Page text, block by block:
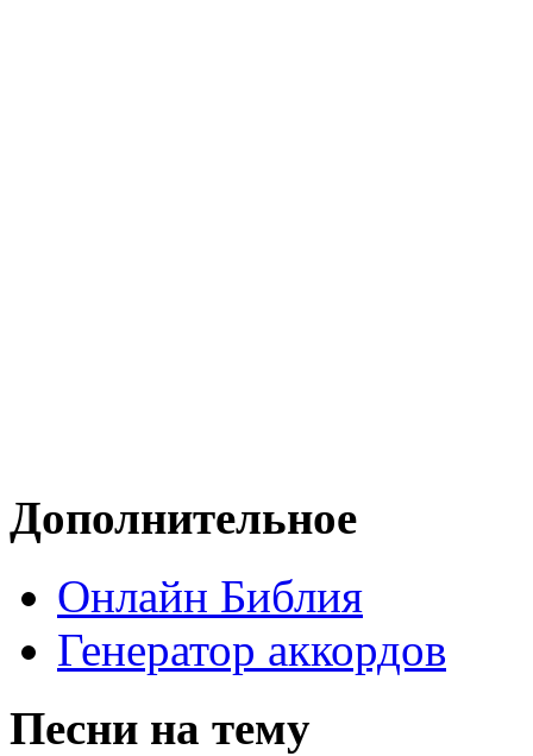
Дополнительное
Онлайн Библия
Генератор аккордов
Песни на тему